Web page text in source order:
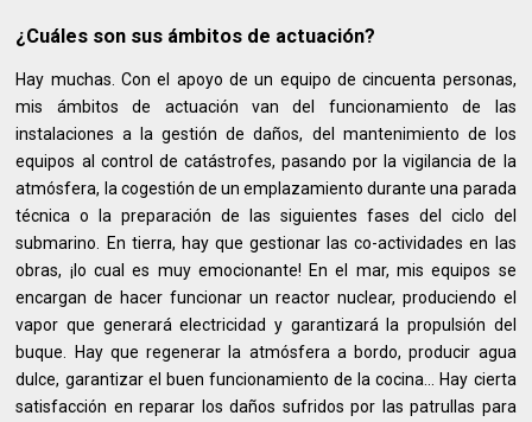
¿Cuáles son sus ámbitos de actuación?
Hay muchas. Con el apoyo de un equipo de cincuenta personas,
mis ámbitos de actuación van del funcionamiento de las
instalaciones a la gestión de daños, del mantenimiento de los
equipos al control de catástrofes, pasando por la vigilancia de la
atmósfera, la cogestión de un emplazamiento durante una parada
técnica o la preparación de las siguientes fases del ciclo del
submarino. En tierra, hay que gestionar las co-actividades en las
obras, ¡lo cual es muy emocionante! En el mar, mis equipos se
encargan de hacer funcionar un reactor nuclear, produciendo el
vapor que generará electricidad y garantizará la propulsión del
buque. Hay que regenerar la atmósfera a bordo, producir agua
dulce, garantizar el buen funcionamiento de la cocina... Hay cierta
satisfacción en reparar los daños sufridos por las patrullas para